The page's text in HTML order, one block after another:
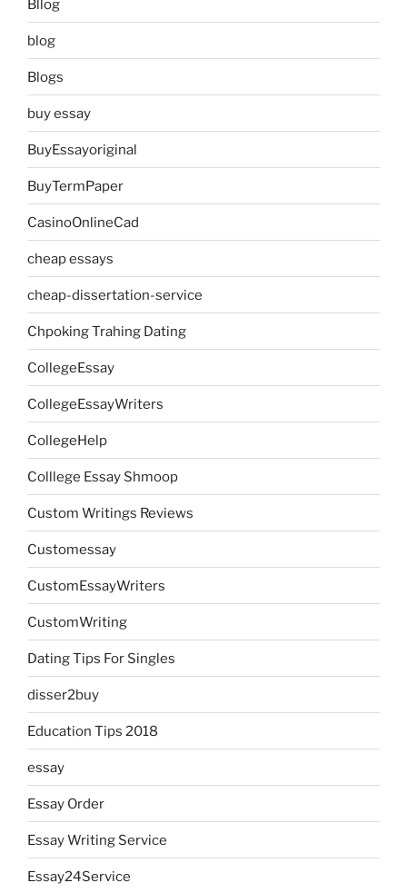
Bllog
blog
Blogs
buy essay
BuyEssayoriginal
BuyTermPaper
CasinoOnlineCad
cheap essays
cheap-dissertation-service
Chpoking Trahing Dating
CollegeEssay
CollegeEssayWriters
CollegeHelp
Colllege Essay Shmoop
Custom Writings Reviews
Customessay
CustomEssayWriters
CustomWriting
Dating Tips For Singles
disser2buy
Education Tips 2018
essay
Essay Order
Essay Writing Service
Essay24Service